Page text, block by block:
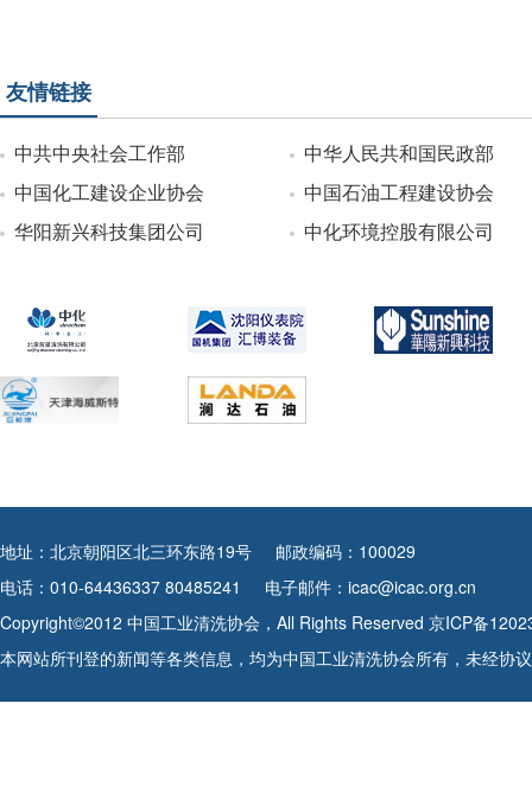
友情链接
中共中央社会工作部
中华人民共和国民政部
中国化工建设企业协会
中国石油工程建设协会
华阳新兴科技集团公司
中化环境控股有限公司
地址：北京朝阳区北三环东路19号
邮政编码：100029
电话：010-64436337 80485241
电子邮件：icac@icac.org.cn
Copyright©2012 中国工业清洗协会，All Rights Reserved 京ICP备
本网站所刊登的新闻等各类信息，均为中国工业清洗协会所有，未经协